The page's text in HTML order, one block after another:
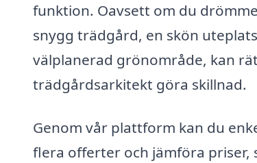
funktion. Oavsett om du
snygg trädgård, en skön
välplanerad grönområde, kan
trädgårdsarkitekt göra skillnad.
Genom vår plattform kan du
flera offerter och jämföra priser,